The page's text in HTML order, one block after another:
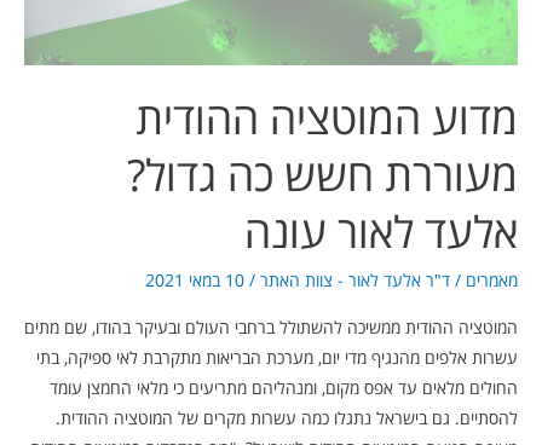
מדוע המוטציה ההודית
מעוררת חשש כה גדול?
אלעד לאור עונה
מאמרים / ד"ר אלעד לאור - צוות האתר / 10 במאי 2021
המוטציה ההודית ממשיכה להשתולל ברחבי העולם ובעיקר בהודו, שם מתים
עשרות אלפים מהנגיף מדי יום, מערכת הבריאות מתקרבת לאי ספיקה, בתי
החולים מלאים עד אפס מקום, ומנהליהם מתריעים כי מלאי החמצן עומד
להסתיים. גם בישראל נתגלו כמה עשרות מקרים של המוטציה ההודית.
אלעד
לאור
עונה